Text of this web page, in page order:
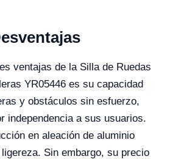
ventajas de la Silla de Ruedas
YR05446 es su capacidad
y obstáculos sin esfuerzo,
independencia a sus usuarios.
en aleación de aluminio
Sin embargo, su precio